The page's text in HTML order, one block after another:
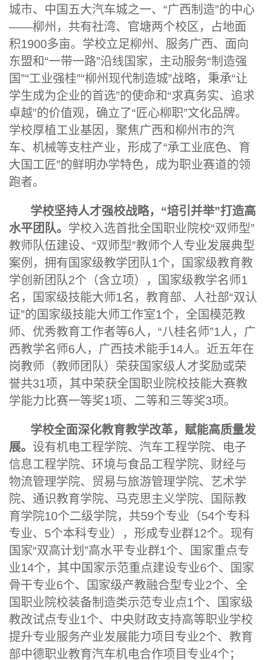
城市、中国五大汽车城之一、“广西制造”的中心
——柳州，共有社湾、官塘两个校区，占地面
积1900多亩。学校立足柳州、服务广西、面向
东盟和“一带一路”沿线国家，主动服务“制造强
国”“工业强桂”“柳州现代制造城”战略，秉承“让
学生成为企业的首选”的使命和“求真务实、追求
卓越”的价值观，确立了“匠心柳职”文化品牌。
学校厚植工业基因，聚焦广西和柳州市的汽
车、机械等支柱产业，形成了“承工业底色、育
大国工匠”的鲜明办学特色，成为职业赛道的领
跑者。
学校坚持人才强校战略，“培引并举”打造高
水平团队。 学校入选首批全国职业院校“双师型”
教师队伍建设、“双师型”教师个人专业发展典型
案例，拥有国家级教学团队1个，国家级教育教
学创新团队2个（含立项），国家级教学名师1
名，国家级技能大师1名，教育部、人社部“双认
证”的国家级技能大师工作室1个，全国模范教
师、优秀教育工作者等6人，“八桂名师”1人，广
西教学名师6人，广西技术能手14人。近五年在
岗教师（教师团队）荣获国家级人才奖励或荣
誉共31项，其中荣获全国职业院校技能大赛教
学能力比赛一等奖1项、 二等和三等奖3项。
学校全面深化教育教学改革，赋能高质量发
展。 设有机电工程学院、汽车工程学院、电子
信息工程学院、环境与食品工程学院、财经与
物流管理学院、贸易与旅游管理学院、艺术学
院、通识教育学院、马克思主义学院、国际教
育学院10个二级学院，共59个专业（54个专科
专业、5个本科专业），形成专业群12个。现有
国家“双高计划”高水平专业群1个、国家重点专
业14个，其中国家示范重点建设专业6个、国家
骨干专业6个、国家级产教融合型专业2个、全
国职业院校装备制造类示范专业点1个、国家级
教改试点专业1个、中央财政支持高等职业学校
提升专业服务产业发展能力项目专业2个、教育
部中德职业教育汽车机电合作项目专业4个；